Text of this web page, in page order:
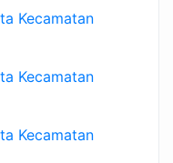
Kecamatan
Kecamatan
Kecamatan